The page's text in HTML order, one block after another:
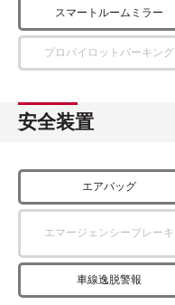
スマートルームミラー
プロパイロットパーキング
安全装置
エアバッグ
エマージェンシーブレーキ
車線逸脱警報